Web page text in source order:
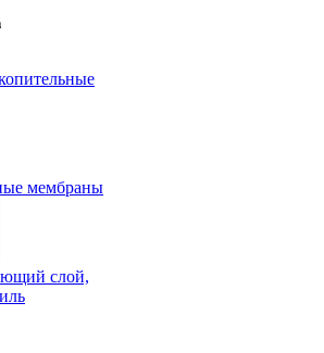
мембраны
слой,